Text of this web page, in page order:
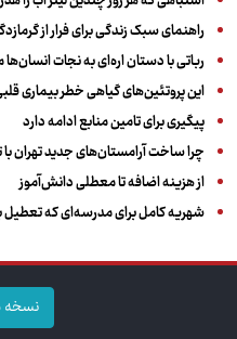
راهنمای سبک زندگی برای فرار از
رباتی با دستان اره‌ای به نجات
این پروتئین‌های گیاهی خطر بیماری
پیگیری برای تامین منابع ادامه دارد
چرا ساخت آرامستان‌های جدید تهران
از هزینه اضافه تا معطلی دانش‌آموز
شهریه کامل برای مدرسه‌ای که تعطیل
نسخه